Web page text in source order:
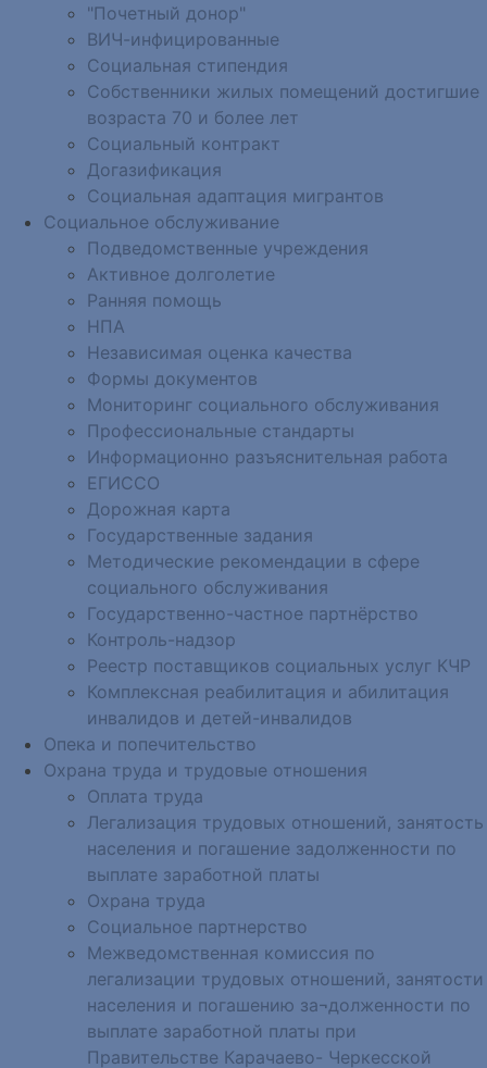
"Почетный донор"
ВИЧ-инфицированные
Социальная стипендия
Собственники жилых помещений достигшие
возраста 70 и более лет
Социальный контракт
Догазификация
Социальная адаптация мигрантов
Социальное обслуживание
Подведомственные учреждения
Активное долголетие
Ранняя помощь
НПА
Независимая оценка качества
Формы документов
Мониторинг социального обслуживания
Профессиональные стандарты
Информационно разъяснительная работа
ЕГИССО
Дорожная карта
Государственные задания
Методические рекомендации в сфере
социального обслуживания
Государственно-частное партнёрство
Контроль-надзор
Реестр поставщиков социальных услуг КЧР
Комплексная реабилитация и абилитация
инвалидов и детей-инвалидов
Опека и попечительство
Охрана труда и трудовые отношения
Оплата труда
Легализация трудовых отношений, занятость
населения и погашение задолженности по
выплате заработной платы
Охрана труда
Социальное партнерство
Межведомственная комиссия по
легализации трудовых отношений, занятости
населения и погашению за¬долженности по
выплате заработной платы при
Правительстве Карачаево- Черкесской